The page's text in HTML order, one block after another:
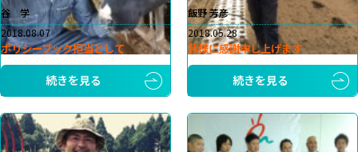
谷 学
2018.08.07
ポリシーブック担当として
続きを見る
飯野 芳彦
2018.05.28
皆様に感謝申し上げます
続きを見る